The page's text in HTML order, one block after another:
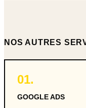
NOS AUTRES
01.
GOOGLE ADS